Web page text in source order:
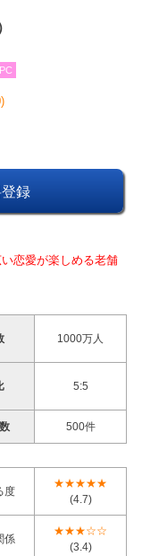
PC
録
恋愛が楽しめる老舗
1000万人
5:5
500件
度
★★★★★
(4.7)
係
★★★☆☆
(3.4)